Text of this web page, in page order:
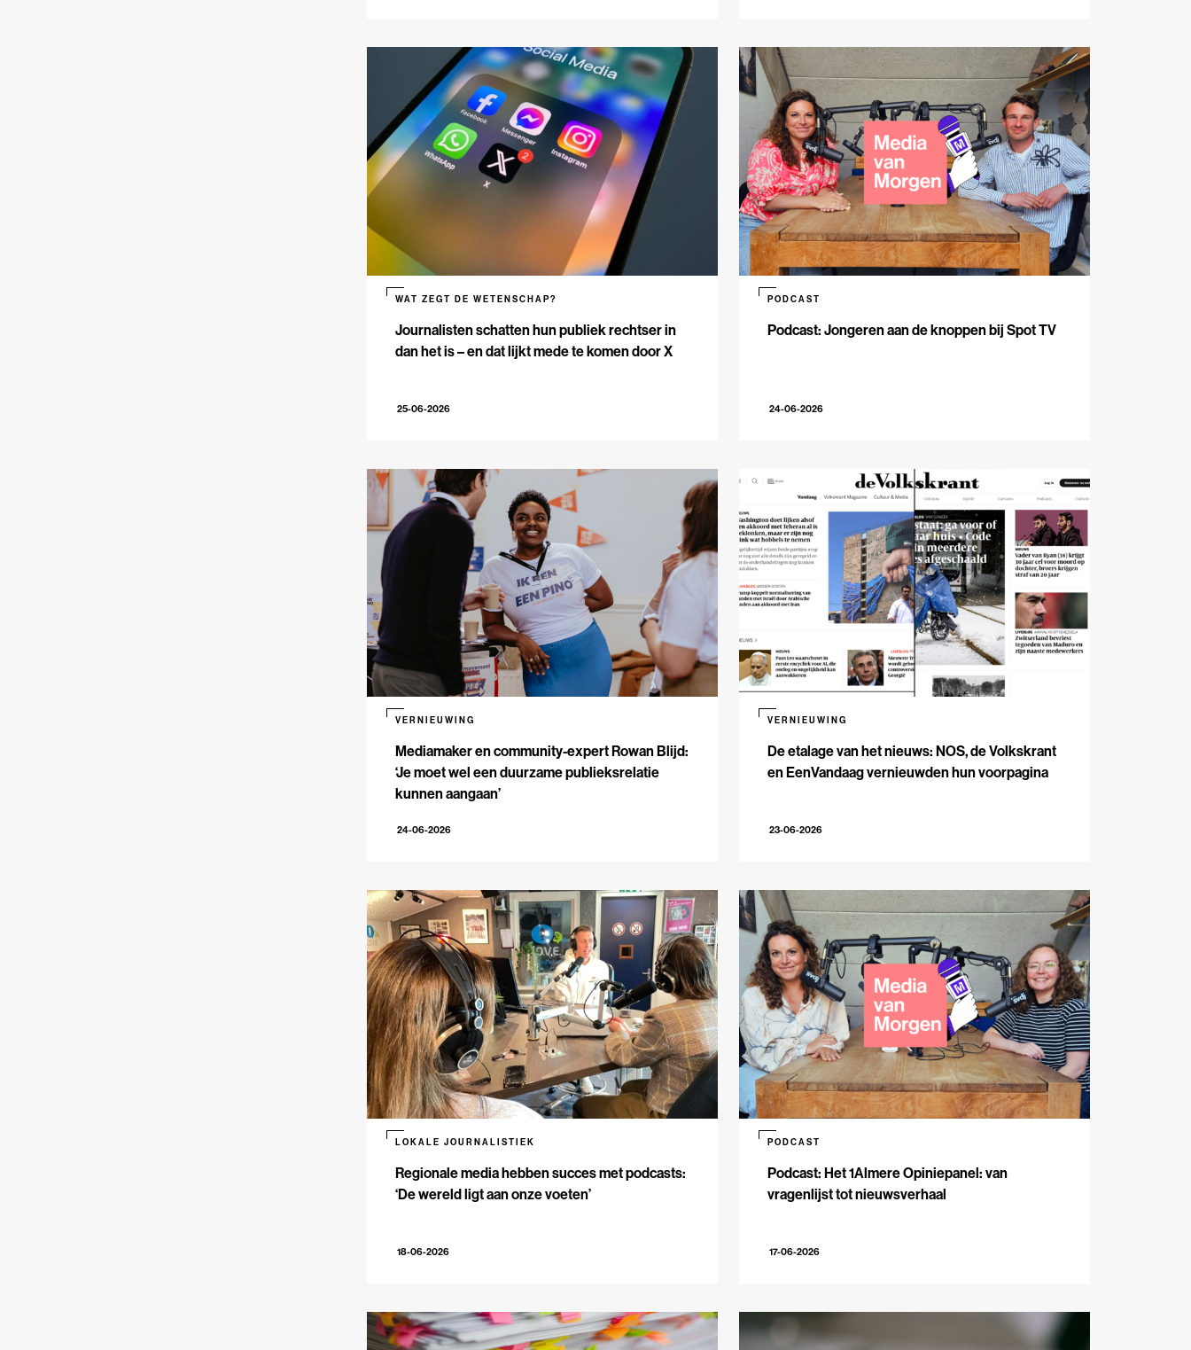
Journalisten schatten hun publiek rechtser in
dan het is – en dat lijkt mede te komen door X
WAT ZEGT DE WETENSCHAP?
25-06-2026
Podcast: Jongeren aan de knoppen bij Spot TV
PODCAST
24-06-2026
Mediamaker en community-expert Rowan Blijd:
‘Je moet wel een duurzame publieksrelatie
kunnen aangaan’
VERNIEUWING
24-06-2026
De etalage van het nieuws: NOS, de Volkskrant
en EenVandaag vernieuwden hun voorpagina
VERNIEUWING
23-06-2026
Regionale media hebben succes met podcasts:
‘De wereld ligt aan onze voeten’
LOKALE JOURNALISTIEK
18-06-2026
Podcast: Het 1Almere Opiniepanel: van
vragenlijst tot nieuwsverhaal
PODCAST
17-06-2026